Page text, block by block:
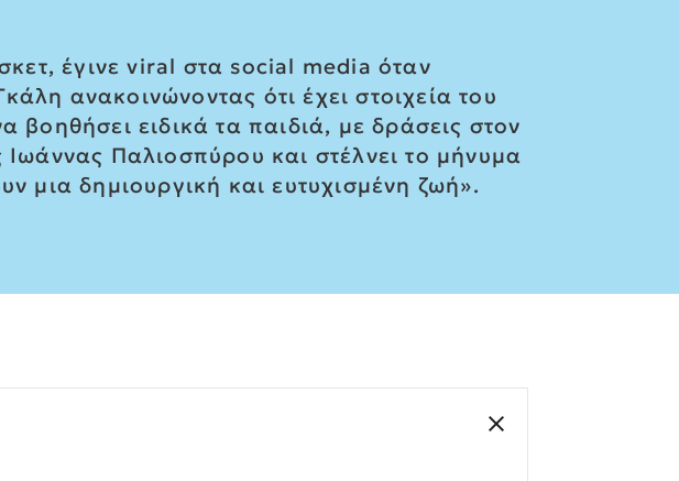
έγινε viral στα social media όταν
ανακοινώνοντας ότι έχει στοιχεία του
βοηθήσει ειδικά τα παιδιά, με δράσεις στον
Παλιοσπύρου και στέλνει το μήνυμα
μια δημιουργική και ευτυχισμένη ζωή».